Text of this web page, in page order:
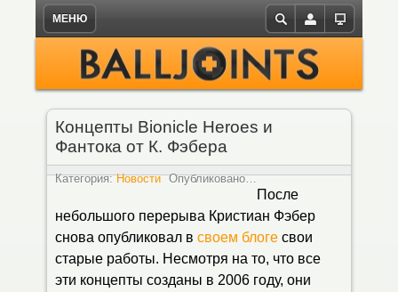
МЕНЮ X
Новости
Статьи
Узнайте больше!
Обзоры
Наборов Лего
Самоделки
Наборы
Литература
Бионикл
Слайзеры
Фабрика Героев
Персонажи
Расы и виды
Рахи
Роботы
Существа
Растения
Локации
Персонажи
Локации
Оружие и технологии
Существа
Транспорт
Комиксы
на русском
Книги
на русском
Брошюры и буклеты
Рассказы и веб-сериалы
истории на русском
Комиксы Бионикл
Комиксы Фабрики Героев
Книги Бионикл
Обои
Плакаты
Логин
Пароль
Запомнить меня
Забыли пароль?
Забыли логин?
Концепты Bionicle Heroes и
Фантока от К. Фэбера
Категория:Новости Опубликовано: 04.06.2012 12:26
После
небольшого перерыва Кристиан Фэбер
снова опубликовал в своем блогесвои
старые работы. Несмотря на то, что все
эти концепты созданы в 2006 году, они